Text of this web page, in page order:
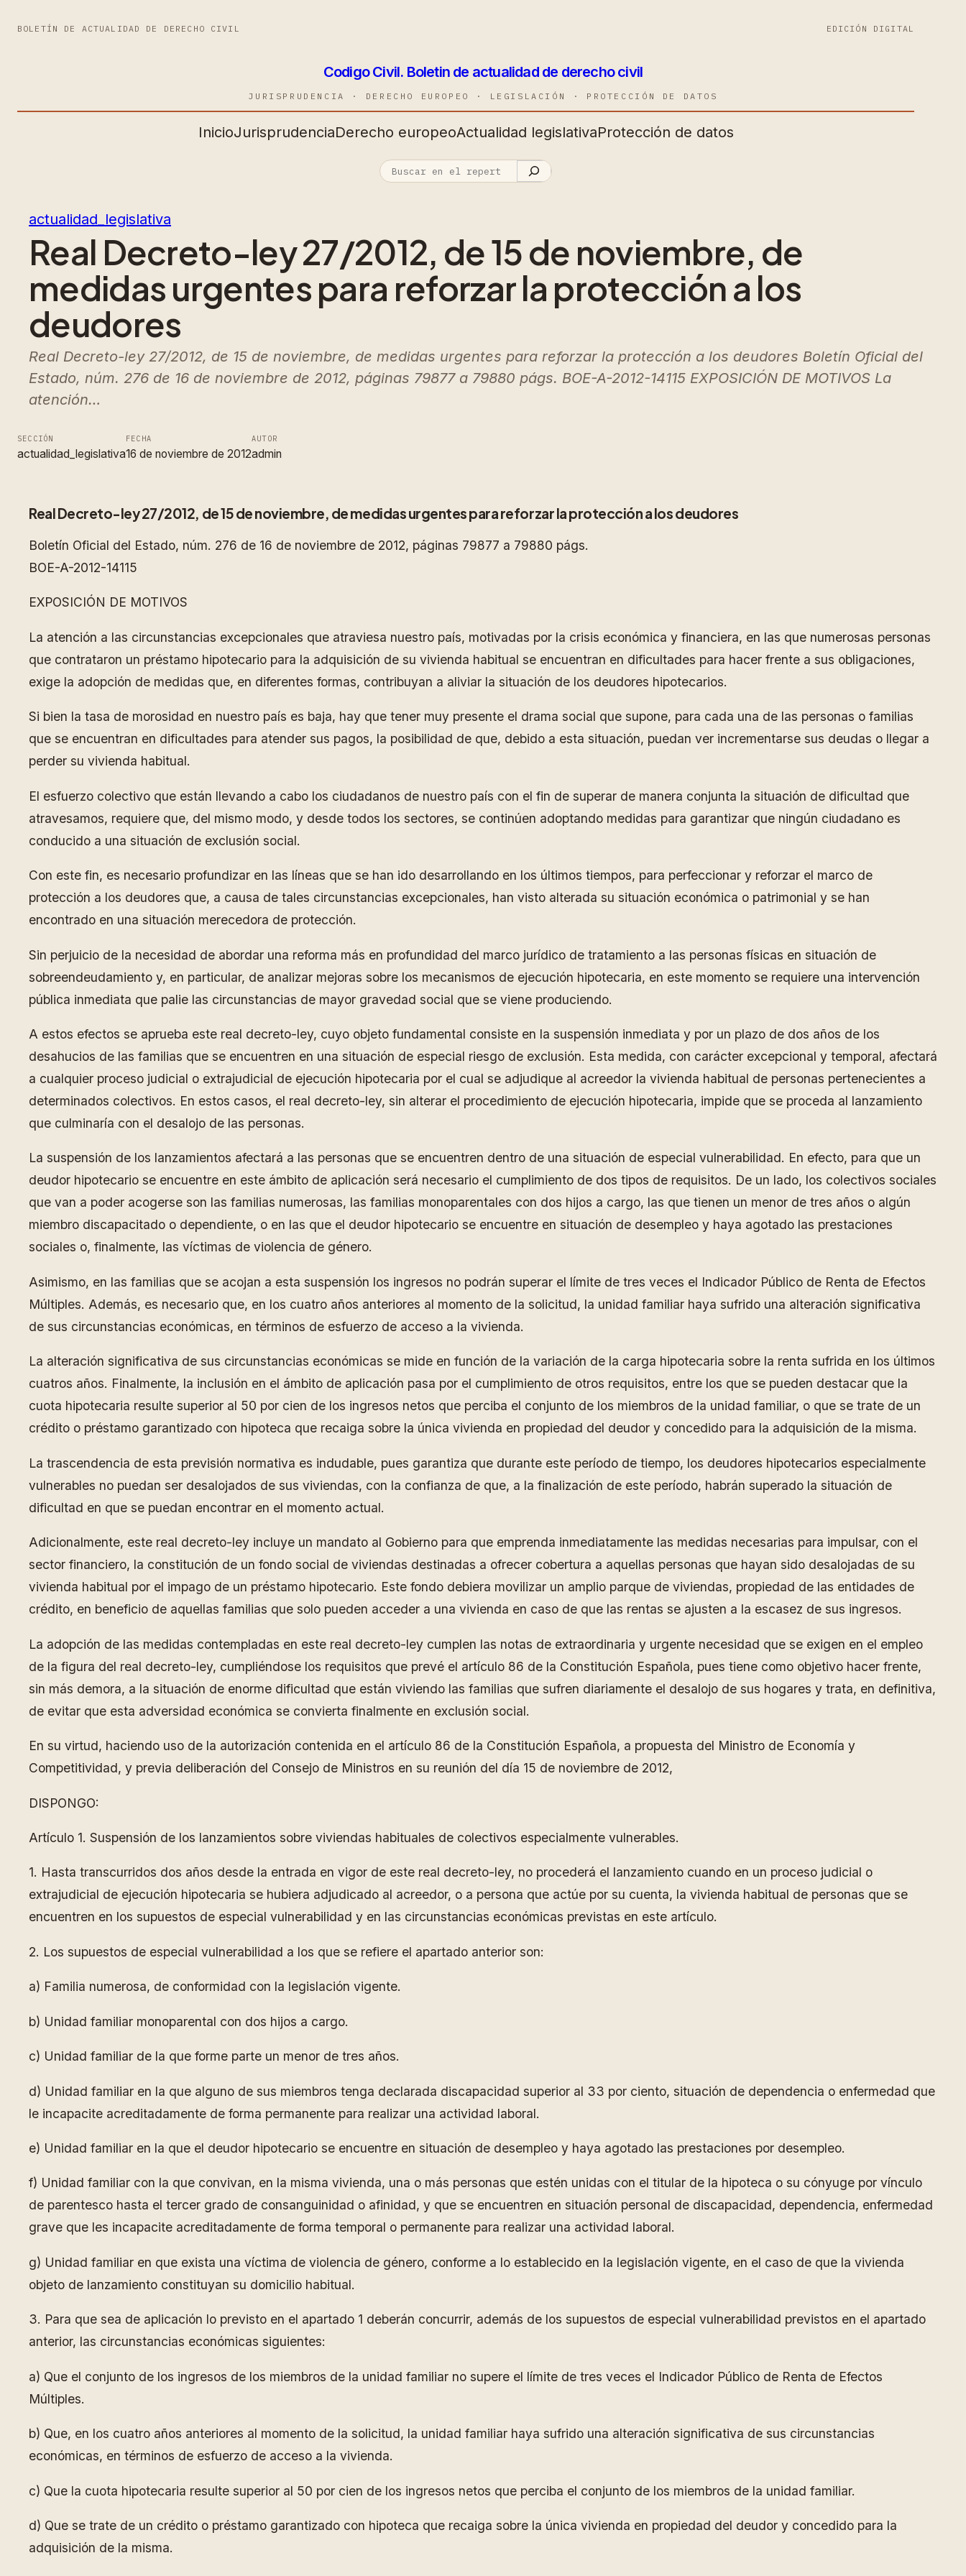
BOLETÍN DE ACTUALIDAD DE DERECHO CIVIL EDICIÓN DIGITAL
Codigo Civil. Boletin de actualidad de derecho civil
JURISPRUDENCIA · DERECHO EUROPEO · LEGISLACIÓN · PROTECCIÓN DE DATOS
InicioJurisprudenciaDerecho europeoActualidad legislativaProtección de datos
actualidad_legislativa
Real Decreto-ley 27/2012, de 15 de noviembre, de
medidas urgentes para reforzar la protección a los
deudores
Real Decreto-ley 27/2012, de 15 de noviembre, de medidas urgentes para reforzar la protección a los deudores Boletín Oficial del
Estado, núm. 276 de 16 de noviembre de 2012, páginas 79877 a 79880 págs. BOE-A-2012-14115 EXPOSICIÓN DE MOTIVOS La
atención…
SECCIÓN
actualidad_legislativa
FECHA
16 de noviembre de 2012
AUTOR
admin
Real Decreto-ley 27/2012, de 15 de noviembre, de medidas urgentes para reforzar la protección a los deudores
Boletín Oficial del Estado, núm. 276 de 16 de noviembre de 2012, páginas 79877 a 79880 págs.
BOE-A-2012-14115
EXPOSICIÓN DE MOTIVOS
La atención a las circunstancias excepcionales que atraviesa nuestro país, motivadas por la crisis económica y financiera, en las que numerosas personas
que contrataron un préstamo hipotecario para la adquisición de su vivienda habitual se encuentran en dificultades para hacer frente a sus obligaciones,
exige la adopción de medidas que, en diferentes formas, contribuyan a aliviar la situación de los deudores hipotecarios.
Si bien la tasa de morosidad en nuestro país es baja, hay que tener muy presente el drama social que supone, para cada una de las personas o familias
que se encuentran en dificultades para atender sus pagos, la posibilidad de que, debido a esta situación, puedan ver incrementarse sus deudas o llegar a
perder su vivienda habitual.
El esfuerzo colectivo que están llevando a cabo los ciudadanos de nuestro país con el fin de superar de manera conjunta la situación de dificultad que
atravesamos, requiere que, del mismo modo, y desde todos los sectores, se continúen adoptando medidas para garantizar que ningún ciudadano es
conducido a una situación de exclusión social.
Con este fin, es necesario profundizar en las líneas que se han ido desarrollando en los últimos tiempos, para perfeccionar y reforzar el marco de
protección a los deudores que, a causa de tales circunstancias excepcionales, han visto alterada su situación económica o patrimonial y se han
encontrado en una situación merecedora de protección.
Sin perjuicio de la necesidad de abordar una reforma más en profundidad del marco jurídico de tratamiento a las personas físicas en situación de
sobreendeudamiento y, en particular, de analizar mejoras sobre los mecanismos de ejecución hipotecaria, en este momento se requiere una intervención
pública inmediata que palie las circunstancias de mayor gravedad social que se viene produciendo.
A estos efectos se aprueba este real decreto-ley, cuyo objeto fundamental consiste en la suspensión inmediata y por un plazo de dos años de los
desahucios de las familias que se encuentren en una situación de especial riesgo de exclusión. Esta medida, con carácter excepcional y temporal, afectará
a cualquier proceso judicial o extrajudicial de ejecución hipotecaria por el cual se adjudique al acreedor la vivienda habitual de personas pertenecientes a
determinados colectivos. En estos casos, el real decreto-ley, sin alterar el procedimiento de ejecución hipotecaria, impide que se proceda al lanzamiento
que culminaría con el desalojo de las personas.
La suspensión de los lanzamientos afectará a las personas que se encuentren dentro de una situación de especial vulnerabilidad. En efecto, para que un
deudor hipotecario se encuentre en este ámbito de aplicación será necesario el cumplimiento de dos tipos de requisitos. De un lado, los colectivos sociales
que van a poder acogerse son las familias numerosas, las familias monoparentales con dos hijos a cargo, las que tienen un menor de tres años o algún
miembro discapacitado o dependiente, o en las que el deudor hipotecario se encuentre en situación de desempleo y haya agotado las prestaciones
sociales o, finalmente, las víctimas de violencia de género.
Asimismo, en las familias que se acojan a esta suspensión los ingresos no podrán superar el límite de tres veces el Indicador Público de Renta de Efectos
Múltiples. Además, es necesario que, en los cuatro años anteriores al momento de la solicitud, la unidad familiar haya sufrido una alteración significativa
de sus circunstancias económicas, en términos de esfuerzo de acceso a la vivienda.
La alteración significativa de sus circunstancias económicas se mide en función de la variación de la carga hipotecaria sobre la renta sufrida en los últimos
cuatros años. Finalmente, la inclusión en el ámbito de aplicación pasa por el cumplimiento de otros requisitos, entre los que se pueden destacar que la
cuota hipotecaria resulte superior al 50 por cien de los ingresos netos que perciba el conjunto de los miembros de la unidad familiar, o que se trate de un
crédito o préstamo garantizado con hipoteca que recaiga sobre la única vivienda en propiedad del deudor y concedido para la adquisición de la misma.
La trascendencia de esta previsión normativa es indudable, pues garantiza que durante este período de tiempo, los deudores hipotecarios especialmente
vulnerables no puedan ser desalojados de sus viviendas, con la confianza de que, a la finalización de este período, habrán superado la situación de
dificultad en que se puedan encontrar en el momento actual.
Adicionalmente, este real decreto-ley incluye un mandato al Gobierno para que emprenda inmediatamente las medidas necesarias para impulsar, con el
sector financiero, la constitución de un fondo social de viviendas destinadas a ofrecer cobertura a aquellas personas que hayan sido desalojadas de su
vivienda habitual por el impago de un préstamo hipotecario. Este fondo debiera movilizar un amplio parque de viviendas, propiedad de las entidades de
crédito, en beneficio de aquellas familias que solo pueden acceder a una vivienda en caso de que las rentas se ajusten a la escasez de sus ingresos.
La adopción de las medidas contempladas en este real decreto-ley cumplen las notas de extraordinaria y urgente necesidad que se exigen en el empleo
de la figura del real decreto-ley, cumpliéndose los requisitos que prevé el artículo 86 de la Constitución Española, pues tiene como objetivo hacer frente,
sin más demora, a la situación de enorme dificultad que están viviendo las familias que sufren diariamente el desalojo de sus hogares y trata, en definitiva,
de evitar que esta adversidad económica se convierta finalmente en exclusión social.
En su virtud, haciendo uso de la autorización contenida en el artículo 86 de la Constitución Española, a propuesta del Ministro de Economía y
Competitividad, y previa deliberación del Consejo de Ministros en su reunión del día 15 de noviembre de 2012,
DISPONGO:
Artículo 1. Suspensión de los lanzamientos sobre viviendas habituales de colectivos especialmente vulnerables.
1. Hasta transcurridos dos años desde la entrada en vigor de este real decreto-ley, no procederá el lanzamiento cuando en un proceso judicial o
extrajudicial de ejecución hipotecaria se hubiera adjudicado al acreedor, o a persona que actúe por su cuenta, la vivienda habitual de personas que se
encuentren en los supuestos de especial vulnerabilidad y en las circunstancias económicas previstas en este artículo.
2. Los supuestos de especial vulnerabilidad a los que se refiere el apartado anterior son:
a) Familia numerosa, de conformidad con la legislación vigente.
b) Unidad familiar monoparental con dos hijos a cargo.
c) Unidad familiar de la que forme parte un menor de tres años.
d) Unidad familiar en la que alguno de sus miembros tenga declarada discapacidad superior al 33 por ciento, situación de dependencia o enfermedad que
le incapacite acreditadamente de forma permanente para realizar una actividad laboral.
e) Unidad familiar en la que el deudor hipotecario se encuentre en situación de desempleo y haya agotado las prestaciones por desempleo.
f) Unidad familiar con la que convivan, en la misma vivienda, una o más personas que estén unidas con el titular de la hipoteca o su cónyuge por vínculo
de parentesco hasta el tercer grado de consanguinidad o afinidad, y que se encuentren en situación personal de discapacidad, dependencia, enfermedad
grave que les incapacite acreditadamente de forma temporal o permanente para realizar una actividad laboral.
g) Unidad familiar en que exista una víctima de violencia de género, conforme a lo establecido en la legislación vigente, en el caso de que la vivienda
objeto de lanzamiento constituyan su domicilio habitual.
3. Para que sea de aplicación lo previsto en el apartado 1 deberán concurrir, además de los supuestos de especial vulnerabilidad previstos en el apartado
anterior, las circunstancias económicas siguientes:
a) Que el conjunto de los ingresos de los miembros de la unidad familiar no supere el límite de tres veces el Indicador Público de Renta de Efectos
Múltiples.
b) Que, en los cuatro años anteriores al momento de la solicitud, la unidad familiar haya sufrido una alteración significativa de sus circunstancias
económicas, en términos de esfuerzo de acceso a la vivienda.
c) Que la cuota hipotecaria resulte superior al 50 por cien de los ingresos netos que perciba el conjunto de los miembros de la unidad familiar.
d) Que se trate de un crédito o préstamo garantizado con hipoteca que recaiga sobre la única vivienda en propiedad del deudor y concedido para la
adquisición de la misma.